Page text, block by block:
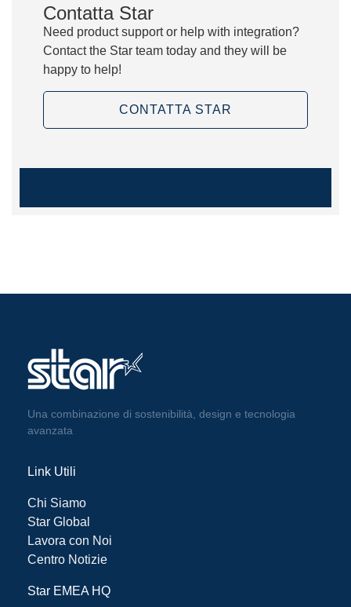
Contatta Star
Need product support or help with integration?
Contact the Star team today and they will be
happy to help!
CONTATTA STAR
Una combinazione di sostenibilità, design e tecnologia
avanzata
Link Utili
Chi Siamo
Star Global
Lavora con Noi
Centro Notizie
Star EMEA HQ